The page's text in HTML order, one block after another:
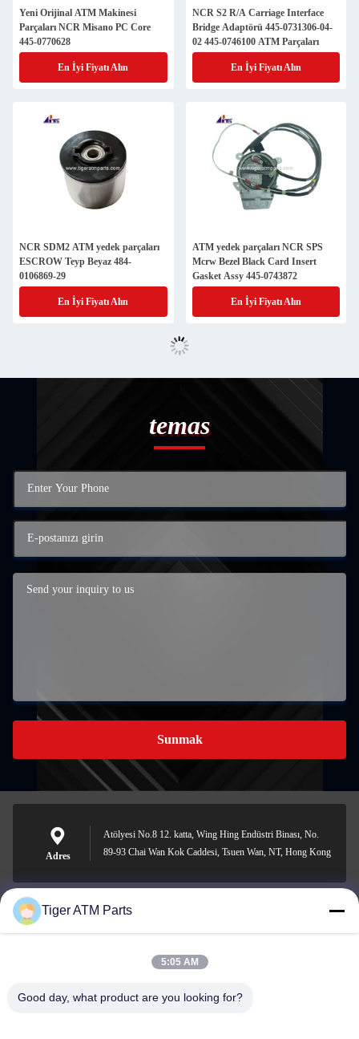
Yeni Orijinal ATM Makinesi
Parçaları NCR Misano PC Core
445-0770628
En İyi Fiyatı Alın
NCR S2 R/A Carriage Interface
Bridge Adaptörü 445-0731306-04-
02 445-0746100 ATM Parçaları
En İyi Fiyatı Alın
NCR SDM2 ATM yedek parçaları
ESCROW Teyp Beyaz 484-
0106869-29
En İyi Fiyatı Alın
ATM yedek parçaları NCR SPS
Mcrw Bezel Black Card Insert
Gasket Assy 445-0743872
En İyi Fiyatı Alın
temas
Sunmak
Adres
Atölyesi No.8 12. katta, Wing Hing Endüstri Binası, No.
89-93 Chai Wan Kok Caddesi, Tsuen Wan, NT, Hong Kong
sales@atmpart.com.cn
Tiger ATM Parts
5:05 AM
Good day, what product are you looking for?